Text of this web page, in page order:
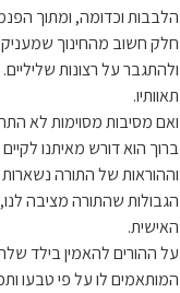
הלבבות וכדומה, ומתוך
חלק חשוב מהחינוך
ולהתגבר על רצונות
תאוותיו.
ואם מסיבות מסוימות לא
ברוך הוא דורש מאיתנו
וההוראות של התורה
הגבולות שהתורה מציבה
האישית.
על ההורים להאמין בילד
המותאמים לו על פי טבעו